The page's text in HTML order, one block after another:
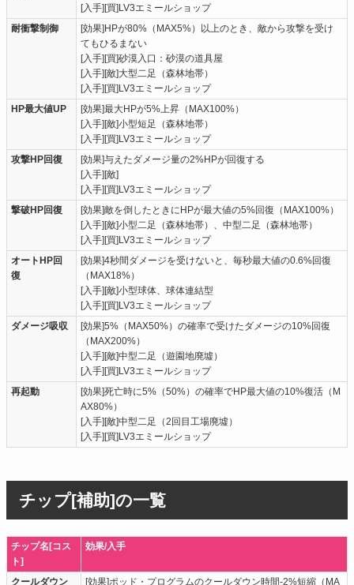
[入手][買]LV3エミールショップ
耐衝撃制御
[効果]HPが80%（MAX5%）以上のとき、敵から攻撃を受け
てもひるまない
[入手][買]砂漠入口：砂漠の道具屋
[入手][敵]大型二足（森林地帯）
[入手][買]LV3エミールショップ
HP最大値UP
[効果]最大HPが5%上昇（MAX100%）
[入手][敵]小型短足（森林地帯）
[入手][買]LV3エミールショップ
攻撃HP回復
[効果]与えたダメージ量の2%HPが回復する
[入手][敵]
[入手][買]LV3エミールショップ
撃破HP回復
[効果]敵を倒したときにHPが最大値の5%回復（MAX100%）
[入手][敵]小型二足（森林地帯）、中型二足（森林地帯）
[入手][買]LV3エミールショップ
オートHP回
復
[効果]4秒間ダメージを受けないと、毎秒最大値の0.6%回復
（MAX18%）
[入手][敵]小型球体、球体連結型
[入手][買]LV3エミールショップ
ダメージ吸収
[効果]5%（MAX50%）の確率で受けたダメージの10%回復
（MAX200%）
[入手][敵]中型二足（遊園地廃墟）
[入手][買]LV3エミールショップ
再起動
[効果]死亡時に5%（50%）の確率でHP最大値の10%復活（M
AX80%）
[入手][敵]中型二足（2回目工場廃墟）
[入手][買]LV3エミールショップ
チップ[補助]の一覧
チップ名[コス
ト]
効果/入手
クールダウン
[効果]ポッド・プログラムのクールダウン時間-2%短縮（MA